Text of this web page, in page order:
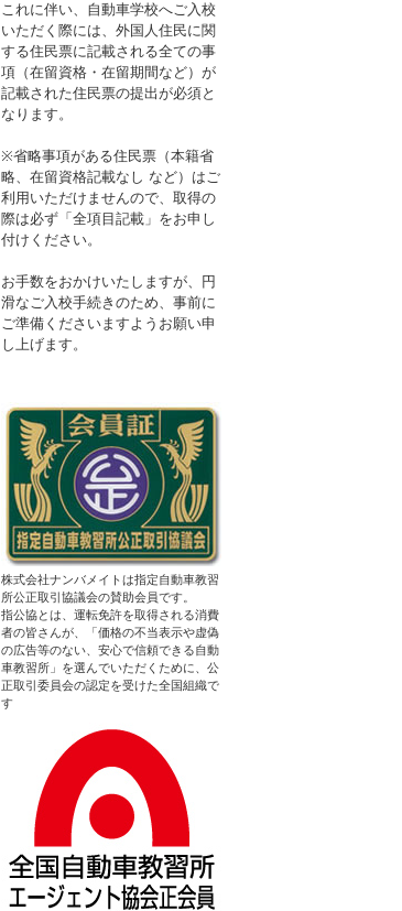
これに伴い、自動車学校へご入校
いただく際には、外国人住民に関
する住民票に記載される全ての事
項（在留資格・在留期間など）が
記載された住民票の提出が必須と
なります。
※省略事項がある住民票（本籍省
略、在留資格記載なし など）はご
利用いただけませんので、取得の
際は必ず「全項目記載」をお申し
付けください。
お手数をおかけいたしますが、円
滑なご入校手続きのため、事前に
ご準備くださいますようお願い申
し上げます。
株式会社ナンバメイトは指定自動車教習
所公正取引協議会の賛助会員です。
指公協とは、運転免許を取得される消費
者の皆さんが、「価格の不当表示や虚偽
の広告等のない、安心で信頼できる自動
車教習所」を選んでいただくために、公
正取引委員会の認定を受けた全国組織で
す